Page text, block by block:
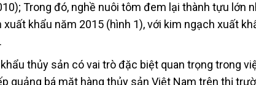
Trong đó, nghề nuôi tôm đem lại thành tựu lớn
khẩu năm 2015 (hình 1), với kim ngạch xuất
thủy sản có vai trò đặc biệt quan trọng trong
quảng bá mặt hàng thủy sản Việt Nam trên thị